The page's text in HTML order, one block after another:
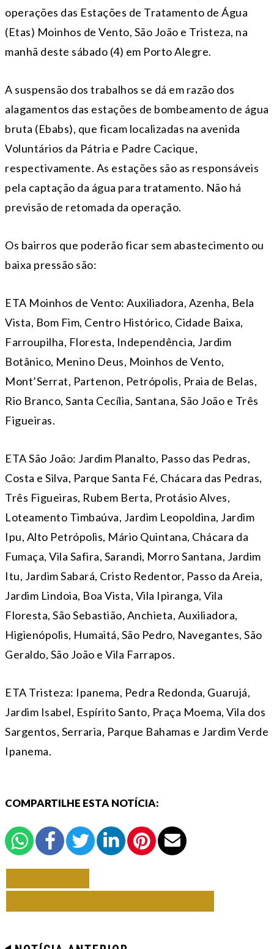
operações das Estações de Tratamento de Água
(Etas) Moinhos de Vento, São João e Tristeza, na
manhã deste sábado (4) em Porto Alegre.
A suspensão dos trabalhos se dá em razão dos
alagamentos das estações de bombeamento de água
bruta (Ebabs), que ficam localizadas na avenida
Voluntários da Pátria e Padre Cacique,
respectivamente. As estações são as responsáveis
pela captação da água para tratamento. Não há
previsão de retomada da operação.
Os bairros que poderão ficar sem abastecimento ou
baixa pressão são:
ETA Moinhos de Vento: Auxiliadora, Azenha, Bela
Vista, Bom Fim, Centro Histórico, Cidade Baixa,
Farroupilha, Floresta, Independência, Jardim
Botânico, Menino Deus, Moinhos de Vento,
Mont’Serrat, Partenon, Petrópolis, Praia de Belas,
Rio Branco, Santa Cecília, Santana, São João e Três
Figueiras.
ETA São João: Jardim Planalto, Passo das Pedras,
Costa e Silva, Parque Santa Fé, Chácara das Pedras,
Três Figueiras, Rubem Berta, Protásio Alves,
Loteamento Timbaúva, Jardim Leopoldina, Jardim
Ipu, Alto Petrópolis, Mário Quintana, Chácara da
Fumaça, Vila Safira, Sarandi, Morro Santana, Jardim
Itu, Jardim Sabará, Cristo Redentor, Passo da Areia,
Jardim Lindoia, Boa Vista, Vila Ipiranga, Vila
Floresta, São Sebastião, Anchieta, Auxiliadora,
Higienópolis, Humaitá, São Pedro, Navegantes, São
Geraldo, São João e Vila Farrapos.
ETA Tristeza: Ipanema, Pedra Redonda, Guarujá,
Jardim Isabel, Espírito Santo, Praça Moema, Vila dos
Sargentos, Serraria, Parque Bahamas e Jardim Verde
Ipanema.
COMPARTILHE ESTA NOTÍCIA: